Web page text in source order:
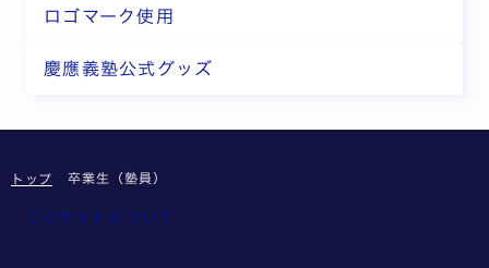
ロゴマーク使用
慶應義塾公式グッズ
トップ 卒業生（塾員）
このサイトについて